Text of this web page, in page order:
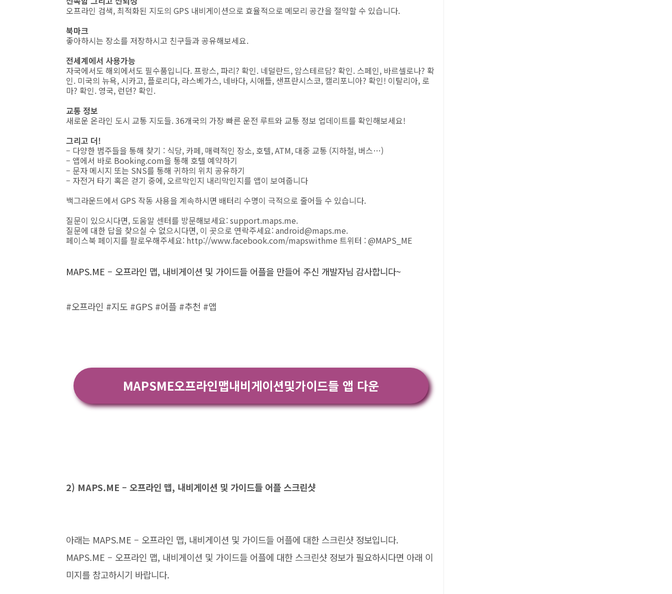
오프라인 검색, 최적화된 지도의 GPS 내비게이션으로 효율적으로 메모리 공간을 절약할 수 있습니다.
북마크
좋아하시는 장소를 저장하시고 친구들과 공유해보세요.
전세계에서 사용가능
자국에서도 해외에서도 필수품입니다. 프랑스, 파리? 확인. 네덜란드, 암스테르담? 확인. 스페인, 바르셀로나? 확
인. 미국의 뉴욕, 시카고, 플로리다, 라스베가스, 네바다, 시애틀, 샌프란시스코, 캘리포니아? 확인! 이탈리아, 로
마? 확인. 영국, 런던? 확인.
교통 정보
새로운 온라인 도시 교통 지도들. 36개국의 가장 빠른 운전 루트와 교통 정보 업데이트를 확인해보세요!
그리고 더!
– 다양한 범주들을 통해 찾기 : 식당, 카페, 매력적인 장소, 호텔, ATM, 대중 교통 (지하철, 버스…)
– 앱에서 바로 Booking.com을 통해 호텔 예약하기
– 문자 메시지 또는 SNS를 통해 귀하의 위치 공유하기
– 자전거 타기 혹은 걷기 중에, 오르막인지 내리막인지를 앱이 보여줍니다
백그라운드에서 GPS 작동 사용을 계속하시면 배터리 수명이 극적으로 줄어들 수 있습니다.
질문이 있으시다면, 도움말 센터를 방문해보세요: support.maps.me.
질문에 대한 답을 찾으실 수 없으시다면, 이 곳으로 연락주세요: android@maps.me.
페이스북 페이지를 팔로우해주세요: http://www.facebook.com/mapswithme 트위터 : @MAPS_ME
MAPS.ME – 오프라인 맵, 내비게이션 및 가이드들 어플을 만들어 주신 개발자님 감사합니다~
#오프라인 #지도 #GPS #어플 #추천 #앱
MAPSME오프라인맵내비게이션및가이드들 앱 다운
2) MAPS.ME – 오프라인 맵, 내비게이션 및 가이드들 어플 스크린샷
아래는 MAPS.ME – 오프라인 맵, 내비게이션 및 가이드들 어플에 대한 스크린샷 정보입니다.
MAPS.ME – 오프라인 맵, 내비게이션 및 가이드들 어플에 대한 스크린샷 정보가 필요하시다면 아래 이
미지를 참고하시기 바랍니다.